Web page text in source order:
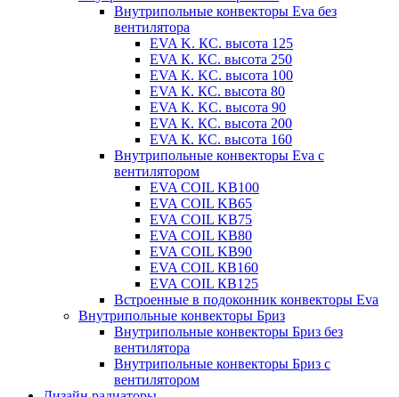
Внутрипольные конвекторы Eva без
вентилятора
EVA K. КС. высота 125
EVA К. КС. высота 250
EVA К. KС. высота 100
EVA К. КС. высота 80
EVA К. KC. высота 90
EVA К. КС. высота 200
EVA К. КС. высота 160
Внутрипольные конвекторы Eva с
вентилятором
EVA COIL KB100
EVA COIL KB65
EVA COIL KB75
EVA COIL KB80
EVA COIL KB90
EVA COIL КВ160
EVA COIL КВ125
Встроенные в подоконник конвекторы Eva
Внутрипольные конвекторы Бриз
Внутрипольные конвекторы Бриз без
вентилятора
Внутрипольные конвекторы Бриз с
вентилятором